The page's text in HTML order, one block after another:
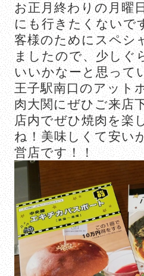
お正月終わりの月曜
にも行きたくないで
客様のためにスペシ
ましたので、少しぐ
いいかなーと思って
王子駅南口のアット
肉大関にぜひご来店
店内でぜひ焼肉を楽
ね！美味しくて安い
営店です！！